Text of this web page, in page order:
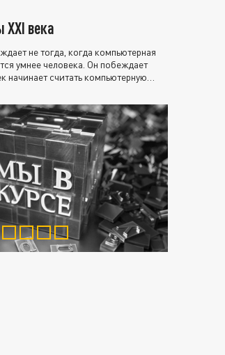
века
не тогда, когда компьютерная
умнее человека. Он побеждает
начинает считать компьютерную